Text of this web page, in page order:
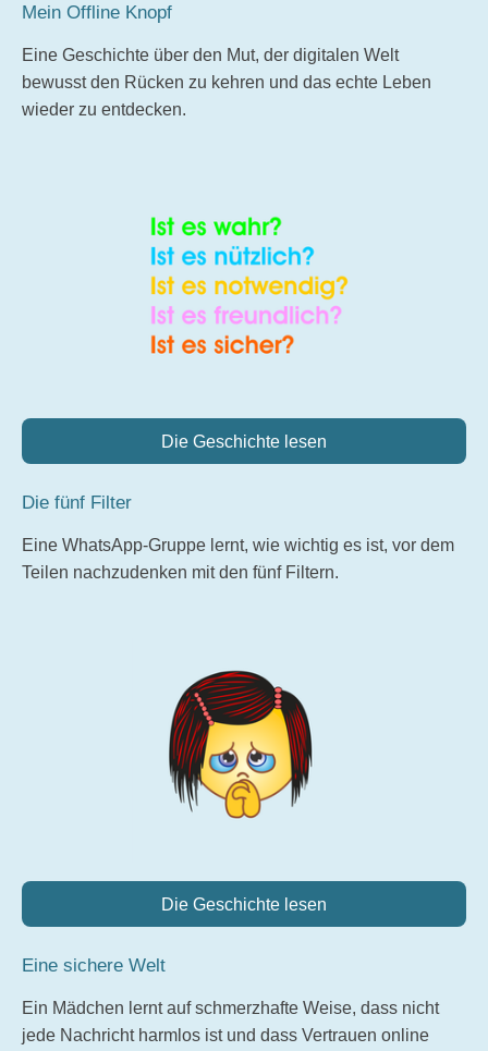
Mein Offline Knopf
Eine Geschichte über den Mut, der digitalen Welt
bewusst den Rücken zu kehren und das echte Leben
wieder zu entdecken.
Die Geschichte lesen
Die fünf Filter
Eine WhatsApp-Gruppe lernt, wie wichtig es ist, vor dem
Teilen nachzudenken mit den fünf Filtern.
Die Geschichte lesen
Eine sichere Welt
Ein Mädchen lernt auf schmerzhafte Weise, dass nicht
jede Nachricht harmlos ist und dass Vertrauen online